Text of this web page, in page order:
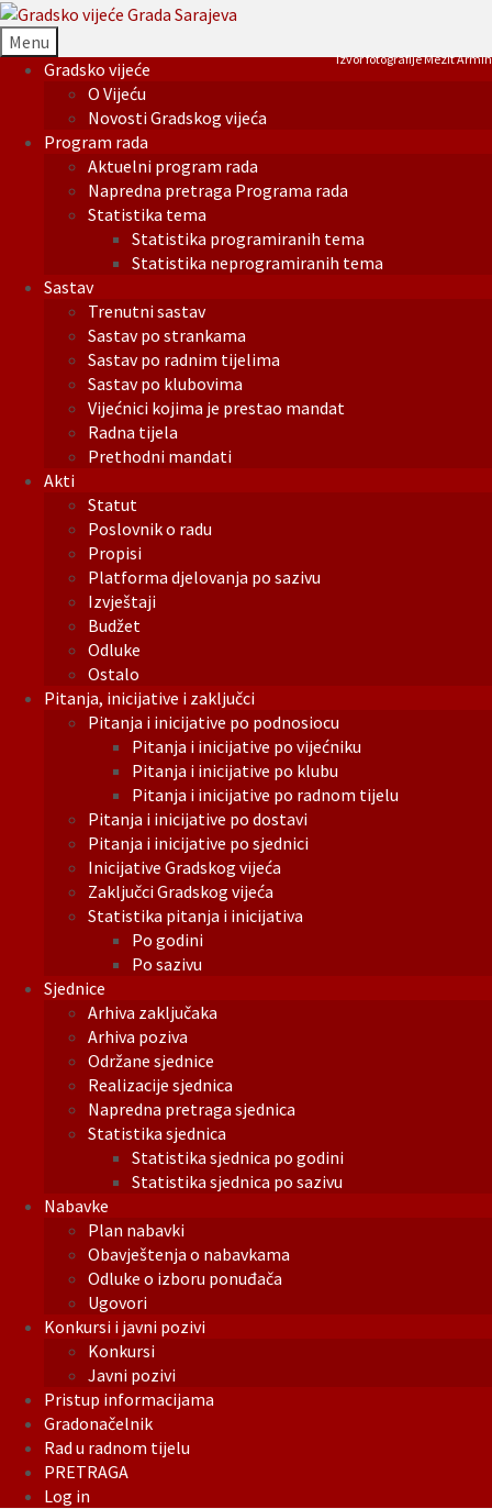
Menu
Gradsko vijeće
O Vijeću
Novosti Gradskog vijeća
Program rada
Aktuelni program rada
Napredna pretraga Programa rada
Statistika tema
Statistika programiranih tema
Statistika neprogramiranih tema
Sastav
Trenutni sastav
Sastav po strankama
Sastav po radnim tijelima
Sastav po klubovima
Vijećnici kojima je prestao mandat
Radna tijela
Prethodni mandati
Akti
Statut
Poslovnik o radu
Propisi
Platforma djelovanja po sazivu
Izvještaji
Budžet
Odluke
Ostalo
Pitanja, inicijative i zaključci
Pitanja i inicijative po podnosiocu
Pitanja i inicijative po vijećniku
Pitanja i inicijative po klubu
Pitanja i inicijative po radnom tijelu
Pitanja i inicijative po dostavi
Pitanja i inicijative po sjednici
Inicijative Gradskog vijeća
Zaključci Gradskog vijeća
Statistika pitanja i inicijativa
Po godini
Po sazivu
Sjednice
Arhiva zaključaka
Arhiva poziva
Održane sjednice
Realizacije sjednica
Napredna pretraga sjednica
Statistika sjednica
Statistika sjednica po godini
Statistika sjednica po sazivu
Nabavke
Plan nabavki
Obavještenja o nabavkama
Odluke o izboru ponuđača
Ugovori
Konkursi i javni pozivi
Konkursi
Javni pozivi
Pristup informacijama
Gradonačelnik
Rad u radnom tijelu
PRETRAGA
Log in
Izvor fotografije Mezit Armin